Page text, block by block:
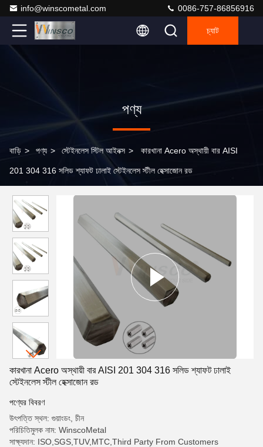
info@winscometal.com 0086-757-86856916
চ্যাট
পণ্য
বাড়ি > পণ্য > স্টেইনলেস স্টিল আইনক্স > কারখানা Acero অস্থায়ী বার AISI
201 304 316 সলিড শ্যাফট ঢালাই স্টেইনলেস স্টীল হেক্সাজোন রড
কারখানা Acero অস্থায়ী বার AISI 201 304 316 সলিড শ্যাফট ঢালাই
স্টেইনলেস স্টীল হেক্সাজোন রড
পণ্যের বিবরণ
উৎপত্তি স্থল: গুয়াংডং, চীন
পরিচিতিমুলক নাম: WinscoMetal
সাক্ষ্যদান: ISO,SGS,TUV,MTC,Third Party From Customers